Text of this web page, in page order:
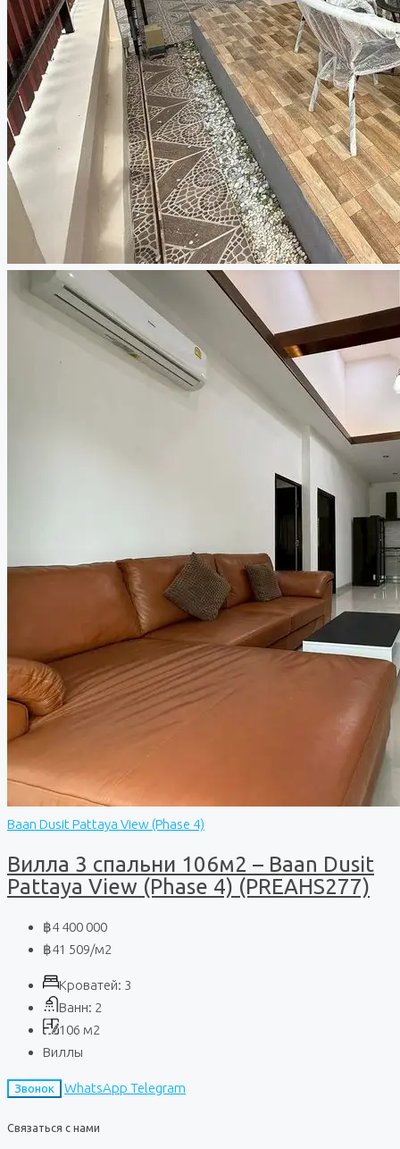
Baan Dusit Pattaya View (Phase 4)
Вилла 3 спальни 106м2 – Baan Dusit
Pattaya View (Phase 4) (PREAHS277)
฿4 400 000
฿41 509/м2
Кроватей: 3
Ванн: 2
106 м2
Виллы
Звонок WhatsApp Telegram
Связаться с нами